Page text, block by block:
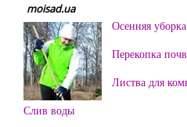
moisad.ua
Осенняя уборка
Перекопка
Листва для
Слив воды